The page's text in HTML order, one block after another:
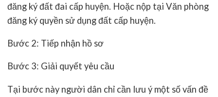
đăng ký đất đai cấp huyện. Hoặc nộp tại Văn phòng
đăng ký quyền sử dụng đất cấp huyện.
Bước 2: Tiếp nhận hồ sơ
Bước 3: Giải quyết yêu cầu
Tại bước này người dân chỉ cần lưu ý một số vấn đề